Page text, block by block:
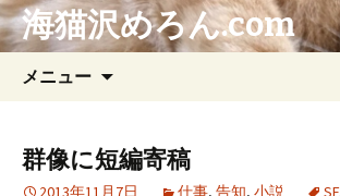
海猫沢めろん.com
メニュー
ン
ツ
群像に短編寄稿
2013年11月7日 仕事, 告知, 小説 SF